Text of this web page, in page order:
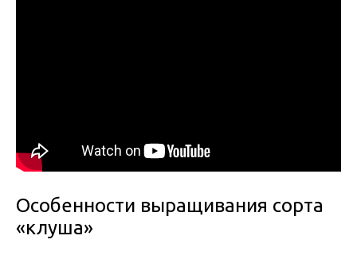
Особенности выращивания сорта
«клуша»